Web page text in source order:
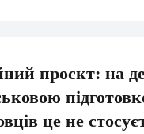
проєкт: на
це не